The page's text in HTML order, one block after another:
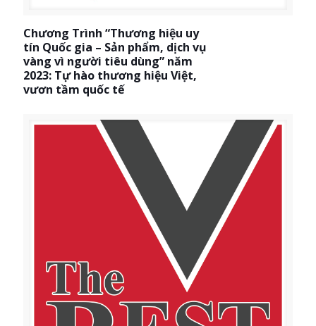
Chương Trình “Thương hiệu uy
tín Quốc gia – Sản phẩm, dịch vụ
vàng vì người tiêu dùng” năm
2023: Tự hào thương hiệu Việt,
vươn tầm quốc tế